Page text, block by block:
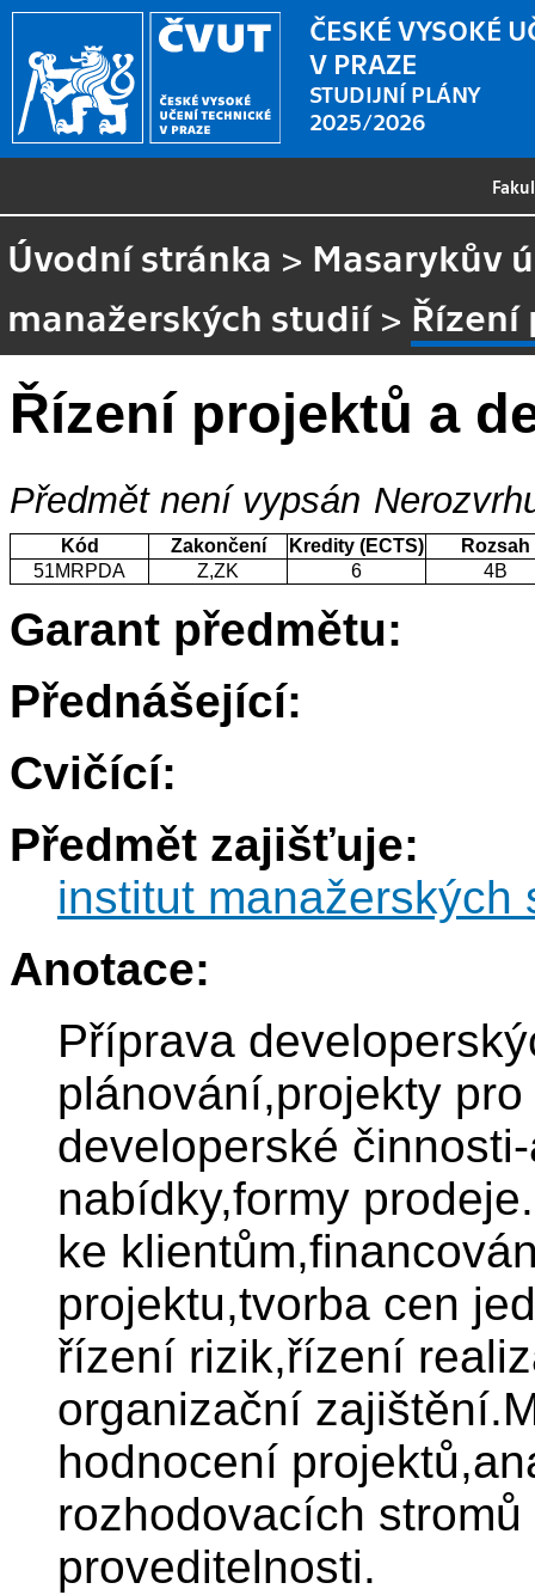
ČESKÉ VYSOKÉ
V PRAZE
STUDIJNÍ PLÁNY
2025/2026
Úvodní stránka > Masarykův
manažerských studií>
Řízení projektů a
Předmět není vypsán
Kód Zakončení Kredity (ECTS)
Rozsah
51MRPDA
Z,ZK 6 4B
Garant předmětu:
Přednášející:
Cvičící:
Předmět zajišťuje:
institut manažerských
Anotace:
Příprava
plánování,projekty
developerské
nabídky,formy
ke
projektu,tvorba cen
řízení rizik,řízení
organizační
hodnocení
rozhodovacích
proveditelnosti.